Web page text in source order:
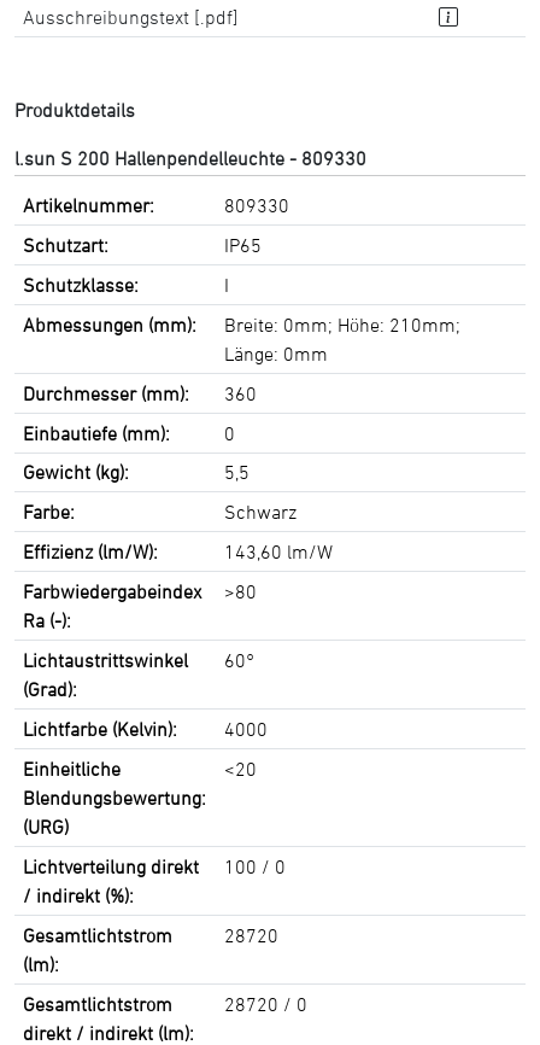
Ausschreibungstext [.pdf]
Produktdetails
l.sun S 200 Hallenpendelleuchte - 809330
Artikelnummer:
809330
Schutzart:
IP65
Schutzklasse:
I
Abmessungen (mm):
Breite: 0mm; Höhe: 210mm;
Länge: 0mm
Durchmesser (mm):
360
Einbautiefe (mm):
0
Gewicht (kg):
5,5
Farbe:
Schwarz
Effizienz (lm/W):
143,60 lm/W
Farbwiedergabeindex
Ra (-):
>80
Lichtaustrittswinkel
(Grad):
60°
Lichtfarbe (Kelvin):
4000
Einheitliche
Blendungsbewertung:
(URG)
<20
Lichtverteilung direkt
/ indirekt (%):
100 / 0
Gesamtlichtstrom
(lm):
28720
Gesamtlichtstrom
direkt / indirekt (lm):
28720 / 0